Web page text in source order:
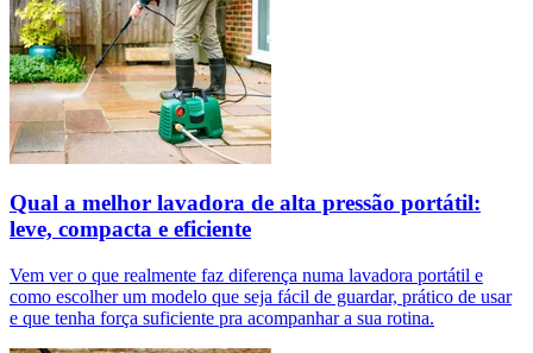
Qual a melhor lavadora de alta pressão portátil:
leve, compacta e eficiente
Vem ver o que realmente faz diferença numa lavadora portátil e
como escolher um modelo que seja fácil de guardar, prático de usar
e que tenha força suficiente pra acompanhar a sua rotina.